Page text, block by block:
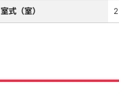
室式（室） 2